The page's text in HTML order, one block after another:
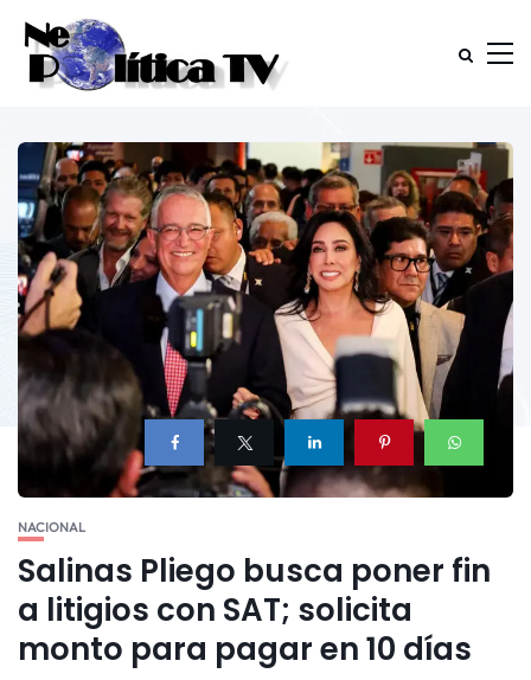
NACIONAL
Salinas Pliego busca poner fin
a litigios con SAT; solicita
monto para pagar en 10 días